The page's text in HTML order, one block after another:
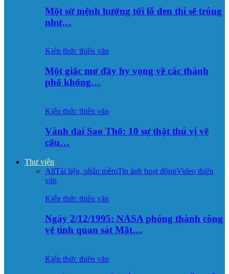
Một sứ mệnh hướng tới lỗ đen thì sẽ trông
như…
Kiến thức thiên văn
Một giấc mơ đầy hy vọng về các thành
phố khổng…
Kiến thức thiên văn
Vành đai Sao Thổ: 10 sự thật thú vị về
cấu…
Thư viện
AllTài liệu, phần mềmTin ảnh hoạt độngVideo thiên
văn
Kiến thức thiên văn
Ngày 2/12/1995: NASA phóng thành công
vệ tinh quan sát Mặt…
Kiến thức thiên văn